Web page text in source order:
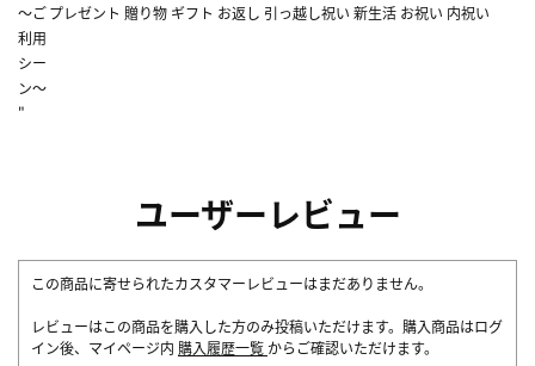
～ご
利用
シー
ン～
プレゼント 贈り物 ギフト お返し 引っ越し祝い 新生活 お祝い 内祝い
"
ユーザーレビュー
この商品に寄せられたカスタマーレビューはまだありません。
レビューはこの商品を購入した方のみ投稿いただけます。購入商品はログ
イン後、マイページ内 購入履歴一覧 からご確認いただけます。